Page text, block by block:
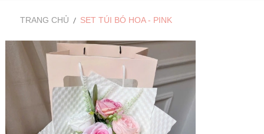
TRANG CHỦ SET TÚI BÓ HOA - PINK